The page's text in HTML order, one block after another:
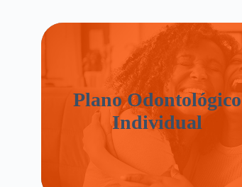
Plano Odontológico
Individual